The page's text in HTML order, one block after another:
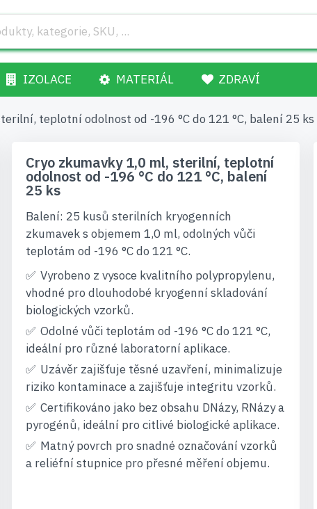
IZOLACE MATERIÁL ZDRAVÍ
teplotní odolnost od -196 °C do 121 °C, balení 25 ks
Cryo zkumavky 1,0 ml, sterilní, teplotní
odolnost od -196 °C do 121 °C, balení
25 ks
Balení: 25 kusů sterilních kryogenních
zkumavek s objemem 1,0 ml, odolných vůči
teplotám od -196 °C do 121 °C.
Vyrobeno z vysoce kvalitního polypropylenu,
vhodné pro dlouhodobé kryogenní skladování
biologických vzorků.
Odolné vůči teplotám od -196 °C do 121 °C,
ideální pro různé laboratorní aplikace.
Uzávěr zajišťuje těsné uzavření, minimalizuje
riziko kontaminace a zajišťuje integritu vzorků.
Certifikováno jako bez obsahu DNázy, RNázy a
pyrogénů, ideální pro citlivé biologické aplikace.
Matný povrch pro snadné označování vzorků
a reliéfní stupnice pro přesné měření objemu.